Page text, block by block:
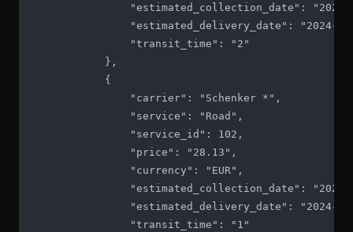
"estimated_collection_date":
"estimated_delivery_date": "2024-
                "transit_time": "2"
            },
            {
                "carrier": "Schenker *",
                "service": "Road",
                "service_id": 102,
                "price": "28.13",
                "currency": "EUR",
"estimated_collection_date":
"estimated_delivery_date": "2024-
                "transit_time": "1"